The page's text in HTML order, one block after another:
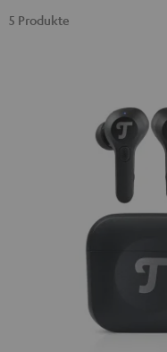
5 Produkte